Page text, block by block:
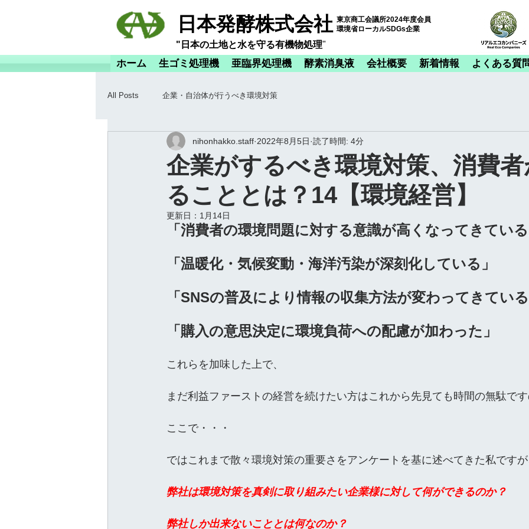
日本発酵株式会社
ホーム 生ゴミ処理機 亜臨界処理機 酵素消臭液 会社概要 新着情報 よくある質
"日本の土地と水を守る有機物処理​"
東京商工会議所2024年度会員
​環境省ローカルSDGs企業
All Posts 企業・自治体が行うべき環境対策
企業がするべき環境対策、消費
ることとは？14【環境経営】
nihonhakko.staff 2022年8月5日 読了時間: 4分
更新日： 1月14日
「消費者の環境問題に対する意識が高くなってきている
「温暖化・気候変動・海洋汚染が深刻化している」
「SNSの普及により情報の収集方法が変わってきている
「購入の意思決定に環境負荷への配慮が加わった」
これらを加味した上で、
まだ利益ファーストの経営を続けたい方はこれから先見ても時間の無駄です
ここで・・・
ではこれまで散々環境対策の重要さをアンケートを基に述べてきた私ですが
弊社は環境対策を真剣に取り組みたい企業様に対して何ができるのか？
弊社しか出来ないこととは何なのか？